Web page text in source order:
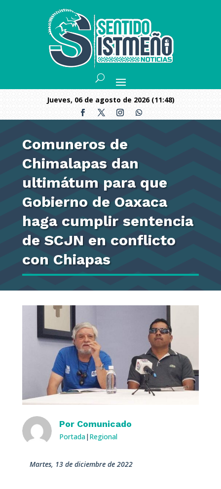
jueves, 06 de agosto de 2026 (11:48)
Comuneros de
Chimalapas dan
ultimátum para que
Gobierno de Oaxaca
haga cumplir sentencia
de SCJN en conflicto
con Chiapas
Por Comunicado
Portada| Regional
martes, 13 de diciembre de 2022